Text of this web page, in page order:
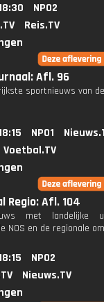
NPO2
Reis.TV
Afl. 96
sportnieuws van
NPO1
Voetbal.TV
Regio: Afl. 104
met landelijke
NOS en de regionale
NPO2
Nieuws.TV